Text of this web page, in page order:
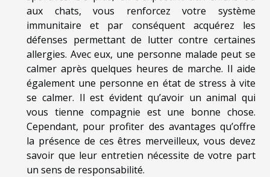
aux chats, vous renforcez votre système
immunitaire et par conséquent acquérez les
défenses permettant de lutter contre certaines
allergies. Avec eux, une personne malade peut se
calmer après quelques heures de marche. Il aide
également une personne en état de stress à vite
se calmer. Il est évident qu’avoir un animal qui
vous tienne compagnie est une bonne chose.
Cependant, pour profiter des avantages qu’offre
la présence de ces êtres merveilleux, vous devez
savoir que leur entretien nécessite de votre part
un sens de responsabilité.